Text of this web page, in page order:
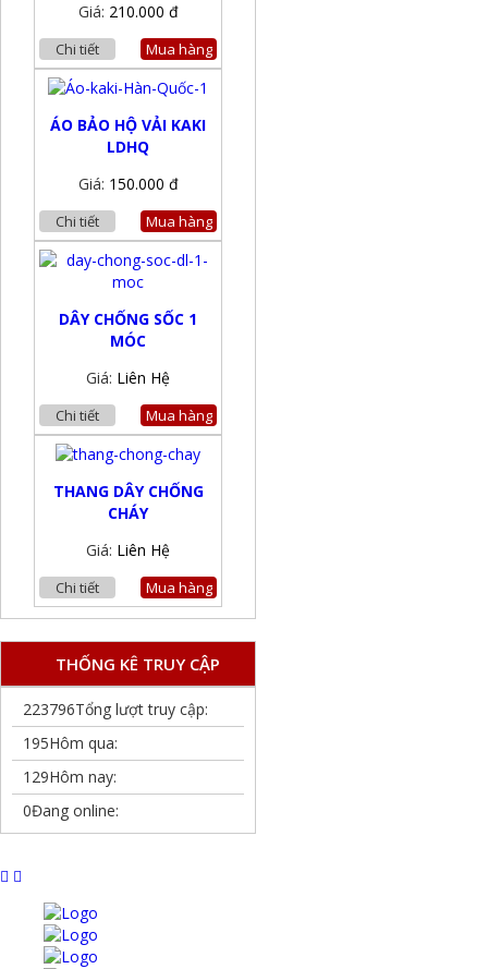
Giá: 210.000 đ
Chi tiết Mua hàng
ÁO BẢO HỘ VẢI KAKI
LDHQ
Giá: 150.000 đ
Chi tiết Mua hàng
DÂY CHỐNG SỐC 1
MÓC
Giá: Liên Hệ
Chi tiết Mua hàng
THANG DÂY CHỐNG
CHÁY
Giá: Liên Hệ
Chi tiết Mua hàng
THỐNG KÊ TRUY CẬP
223796Tổng lượt truy cập:
195Hôm qua:
129Hôm nay:
0Đang online: